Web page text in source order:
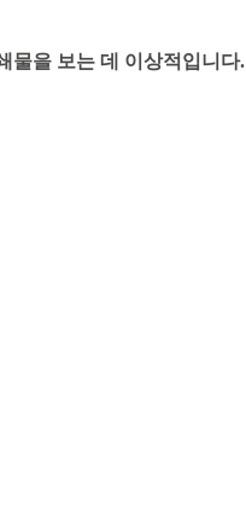
물을 보는 데 이상적입니다.